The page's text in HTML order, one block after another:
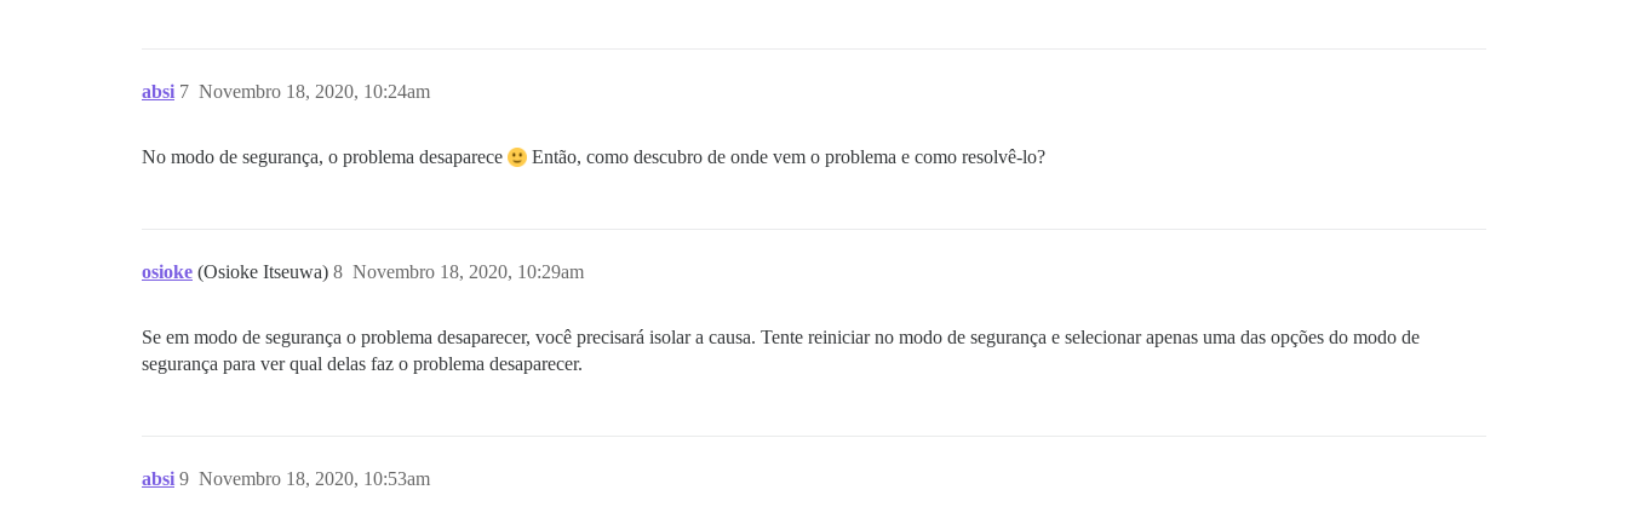
absi Novembro 18, 2020, 10:24am
7
No modo de segurança, o problema desaparece Então, como descubro de onde vem o problema e como resolvê-lo?
osioke (Osioke Itseuwa) Novembro 18, 2020, 10:29am
8
Se em modo de segurança o problema desaparecer, você precisará isolar a causa. Tente reiniciar no modo de segurança e selecionar apenas uma das opções do modo de
segurança para ver qual delas faz o problema desaparecer.
absi Novembro 18, 2020, 10:53am
9